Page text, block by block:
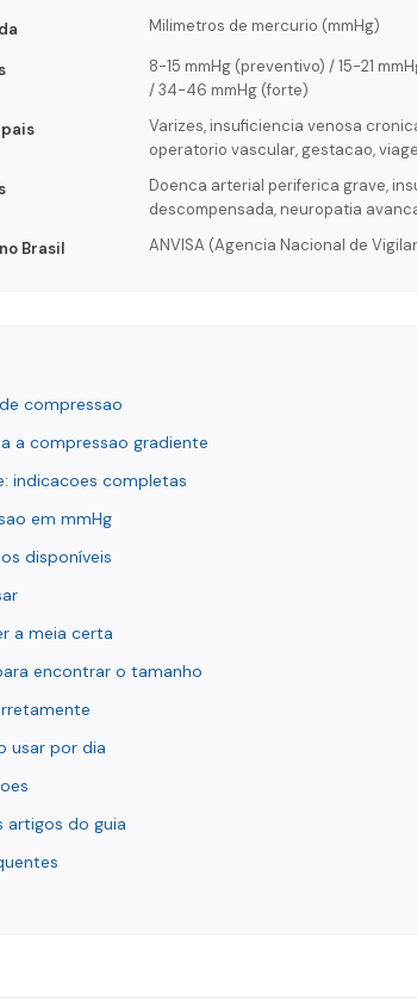
Milimetros de mercurio (mmHg)
8-15 mmHg (preventivo) / 15-21
/ 34-46 mmHg (forte)
Varizes, insuficiencia venosa
operatorio vascular, gestacao,
Doenca arterial periferica grave,
descompensada, neuropatia
Brasil
ANVISA (Agencia Nacional de
compressao
a compressao gradiente
indicacoes completas
em mmHg
disponíveis
a meia certa
encontrar o tamanho
usar por dia
artigos do guia